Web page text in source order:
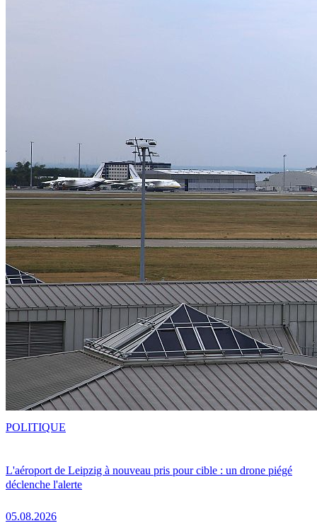
L'aéroport de Leipzig à nouveau pris pour cible : un drone piégé
déclenche l'alerte
05.08.2026
POLITIQUE